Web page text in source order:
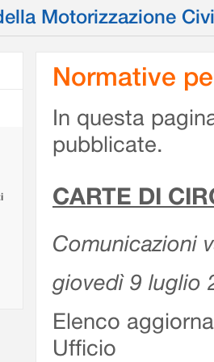
Motorizzazione
Normative
In questa
pubblicate.
CARTE DI
Comunicazioni
giovedì 9 luglio
Elenco
Ufficio